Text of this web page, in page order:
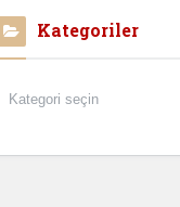
Kategoriler
Kategoriler